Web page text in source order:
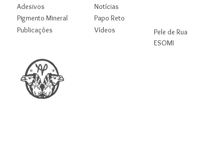
Adesivos
Pigmento Mineral
Publicações
Notícias
Papo Reto
Vídeos
Pele de Rua
ESOMI